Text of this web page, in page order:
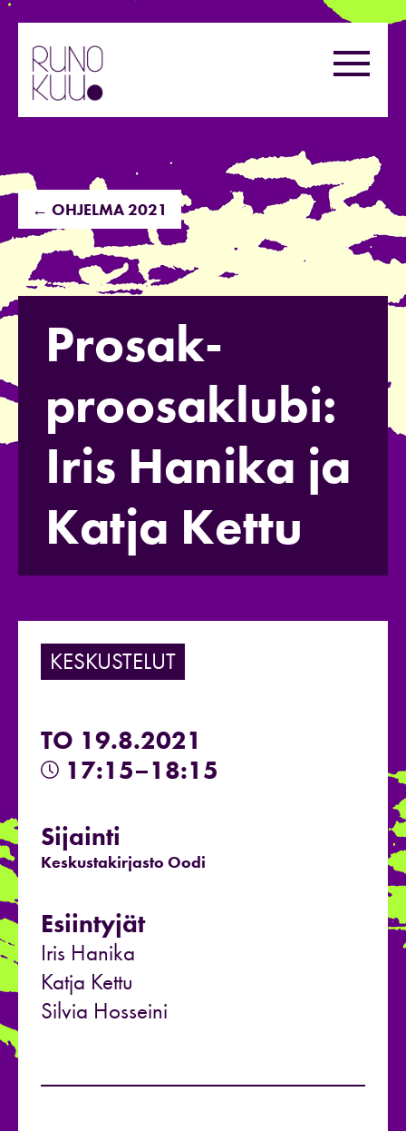
sisältöön
← OHJELMA 2021
Prosak-
proosaklubi:
Iris Hanika ja
Katja Kettu
KESKUSTELUT
TO 19.8.2021
17:15–18:15
Sijainti
Keskustakirjasto Oodi
Esiintyjät
Iris Hanika
Katja Kettu
Silvia Hosseini